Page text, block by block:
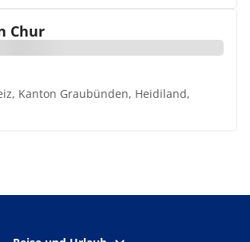
Chur
Kanton Graubünden, Heidiland,